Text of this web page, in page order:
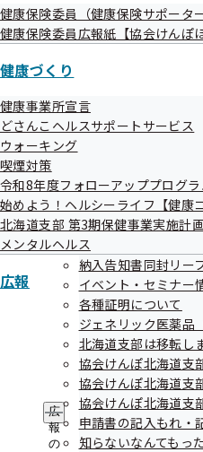
健康保険委員（健康保険サポータ
健康保険委員広報紙【協会けんぽ
健康づくり
健康事業所宣言
どさんこヘルスサポートサービス
ウォーキング
喫煙対策
令和8年度フォローアッププログ
始めよう！ヘルシーライフ【健康
北海道支部 第3期保健事業実施計
メンタルヘルス
広報
広
報
の
納入告知書同封リー
イベント・セミナー
各種証明について
ジェネリック医薬品
北海道支部は移転し
協会けんぽ北海道支
協会けんぽ北海道支
協会けんぽ北海道支
申請書の記入もれ・
知らないなんてもっ
北海道医師会：2023
療機関へのかかり方
北海道歯科医師会：
と国民皆保険の維持」
北海道歯科医師会
レイル」
北海道歯科医師会：
歯数は全身の健康に
北海道歯科医師会：
いておきたい「親知